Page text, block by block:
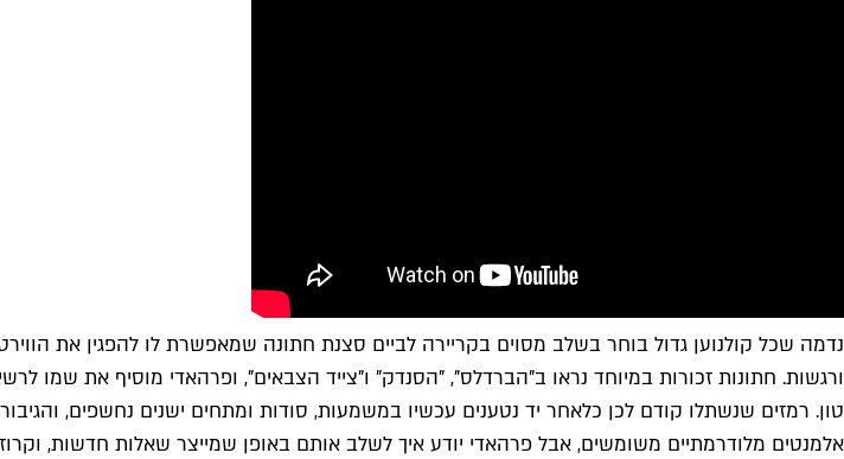
נדמה שכל קולנוען גדול בוחר בשלב מסוים בקריירה לביים סצנת חתונה שמאפשרת לו להפגין את
ורגשות. חתונות זכורות במיוחד נראו ב"הברדלס", "הסנדק" ו"צייד הצבאים", ופרהאדי מוסיף את
טון. רמזים שנשתלו קודם לכן כלאחר יד נטענים עכשיו במשמעות, סודות ומתחים ישנים נחשפים,
אלמנטים מלודרמתיים משומשים, אבל פרהאדי יודע איך לשלב אותם באופן שמייצר שאלות חדשות,